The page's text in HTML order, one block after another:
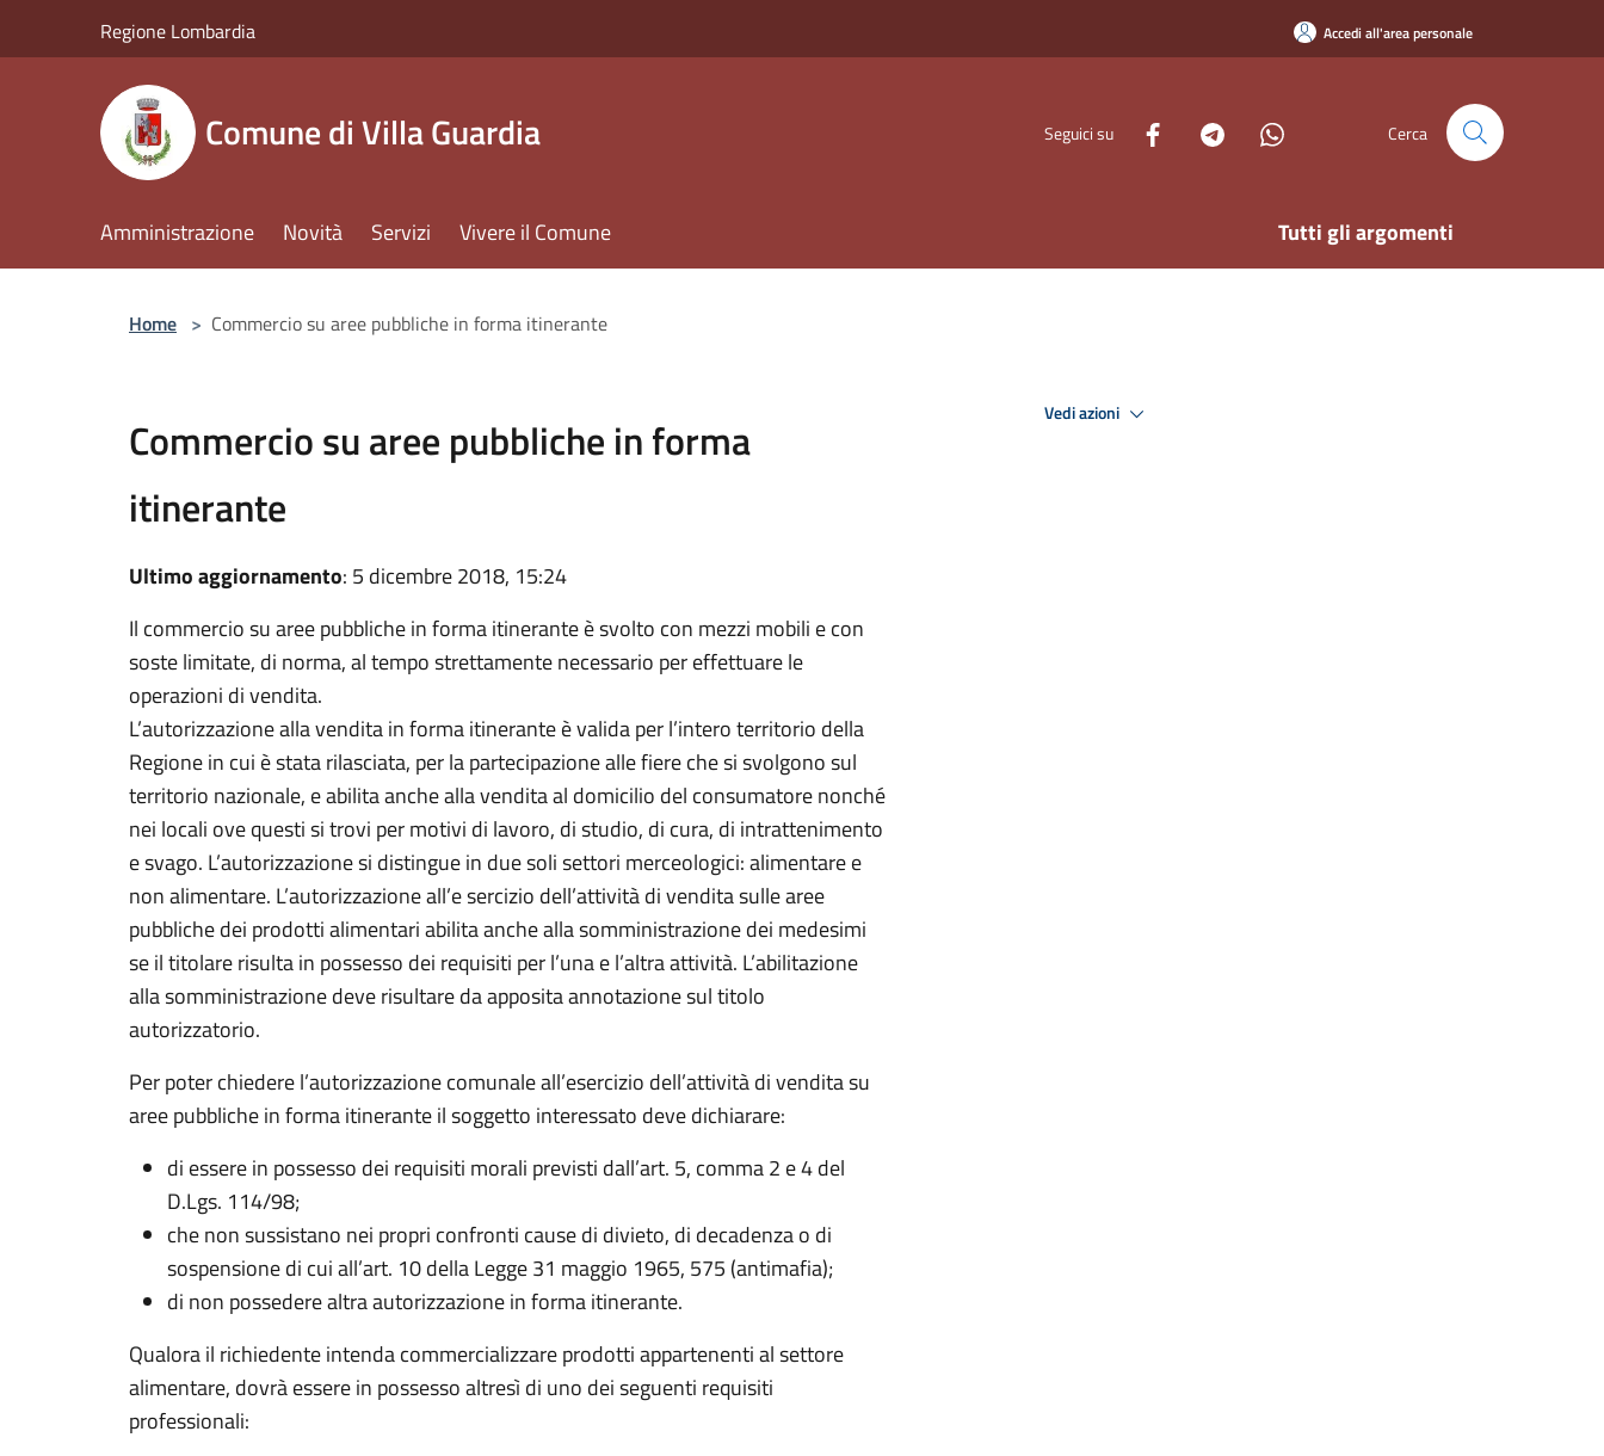
Regione Lombardia Accedi all'area personale
Comune di Villa Guardia Seguici su Cerca
Amministrazione Novità Servizi Vivere il Comune Tutti gli argomenti
Home > Commercio su aree pubbliche in forma itinerante
Commercio su aree pubbliche in forma
itinerante
Ultimo aggiornamento: 5 dicembre 2018, 15:24
Il commercio su aree pubbliche in forma itinerante è svolto con mezzi mobili e con
soste limitate, di norma, al tempo strettamente necessario per effettuare le
operazioni di vendita.
L’autorizzazione alla vendita in forma itinerante è valida per l’intero territorio della
Regione in cui è stata rilasciata, per la partecipazione alle fiere che si svolgono sul
territorio nazionale, e abilita anche alla vendita al domicilio del consumatore nonché
nei locali ove questi si trovi per motivi di lavoro, di studio, di cura, di intrattenimento
e svago. L’autorizzazione si distingue in due soli settori merceologici: alimentare e
non alimentare. L’autorizzazione all’e sercizio dell’attività di vendita sulle aree
pubbliche dei prodotti alimentari abilita anche alla somministrazione dei medesimi
se il titolare risulta in possesso dei requisiti per l’una e l’altra attività. L’abilitazione
alla somministrazione deve risultare da apposita annotazione sul titolo
autorizzatorio.
Per poter chiedere l’autorizzazione comunale all’esercizio dell’attività di vendita su
aree pubbliche in forma itinerante il soggetto interessato deve dichiarare:
di essere in possesso dei requisiti morali previsti dall’art. 5, comma 2 e 4 del
D.Lgs. 114/98;
che non sussistano nei propri confronti cause di divieto, di decadenza o di
sospensione di cui all’art. 10 della Legge 31 maggio 1965, 575 (antimafia);
di non possedere altra autorizzazione in forma itinerante.
Qualora il richiedente intenda commercializzare prodotti appartenenti al settore
alimentare, dovrà essere in possesso altresì di uno dei seguenti requisiti
professionali:
Vedi azioni